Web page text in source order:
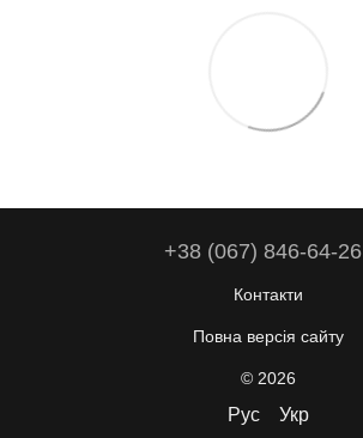
+38 (067) 846-64-26
Контакти
Повна версія сайту
© 2026
Рус Укр